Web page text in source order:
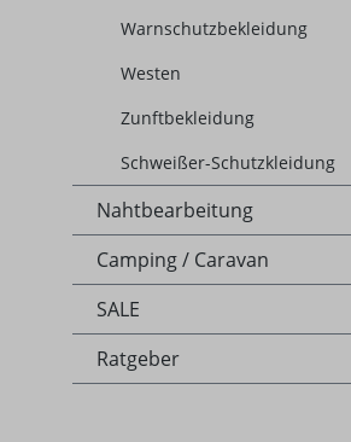
Warnschutzbekleidung
Westen
Zunftbekleidung
Schweißer-Schutzkleidung
Nahtbearbeitung
Camping / Caravan
SALE
Ratgeber